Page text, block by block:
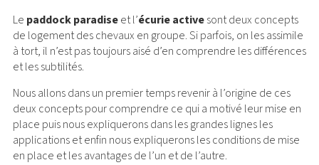
Le paddock paradiseet l’écurie activesont deux concepts
de logement des chevaux en groupe. Si parfois, on les assimile
à tort, il n’est pas toujours aisé d’en comprendre les différences
et les subtilités.
Nous allons dans un premier temps revenir à l’origine de ces
deux concepts pour comprendre ce qui a motivé leur mise en
place puis nous expliquerons dans les grandes lignes les
applications et enfin nous expliquerons les conditions de mise
en place et les avantages de l’un et de l’autre.